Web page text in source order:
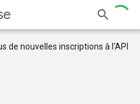
de nouvelles inscriptions à l'API